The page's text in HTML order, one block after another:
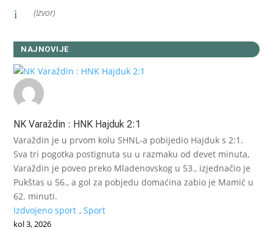
i (Izvor)
NAJNOVIJE
NK Varaždin : HNK Hajduk 2:1
Varaždin je u prvom kolu SHNL-a pobijedio Hajduk s 2:1.
Sva tri pogotka postignuta su u razmaku od devet minuta,
Varaždin je poveo preko Mladenovskog u 53., izjednačio je
Pukštas u 56., a gol za pobjedu domaćina zabio je Mamić u
62. minuti.
Izdvojeno sport ,Sport
kol 3, 2026